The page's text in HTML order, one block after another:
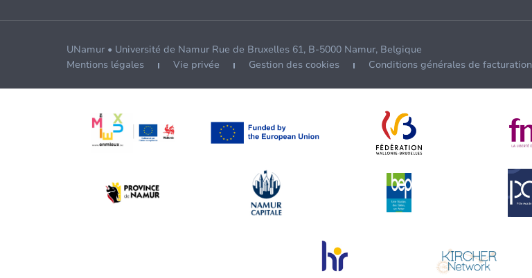
UNamur • Université de Namur Rue de Bruxelles 61, B-5000 Namur, Belgique
Mentions légales
Vie privée Gestion des cookies Conditions générales de facturation